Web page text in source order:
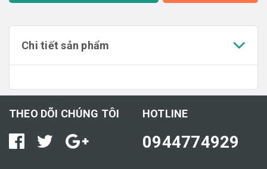
Chi tiết sản phẩm
THEO DÕI CHÚNG TÔI HOTLINE
0944774929